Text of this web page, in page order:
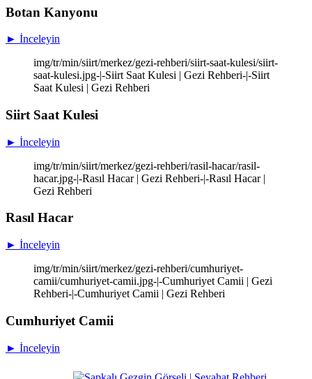
Botan Kanyonu
► İnceleyin
img/tr/min/siirt/merkez/gezi-rehberi/siirt-saat-kulesi/siirt-
saat-kulesi.jpg-|-Siirt Saat Kulesi | Gezi Rehberi-|-Siirt
Saat Kulesi | Gezi Rehberi
Siirt Saat Kulesi
► İnceleyin
img/tr/min/siirt/merkez/gezi-rehberi/rasil-hacar/rasil-
hacar.jpg-|-Rasıl Hacar | Gezi Rehberi-|-Rasıl Hacar |
Gezi Rehberi
Rasıl Hacar
► İnceleyin
img/tr/min/siirt/merkez/gezi-rehberi/cumhuriyet-
camii/cumhuriyet-camii.jpg-|-Cumhuriyet Camii | Gezi
Rehberi-|-Cumhuriyet Camii | Gezi Rehberi
Cumhuriyet Camii
► İnceleyin